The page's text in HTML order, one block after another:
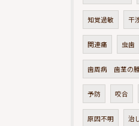
知覚過敏 干
関連痛 虫歯
歯周病 歯茎の
予防 咬合
原因不明 治